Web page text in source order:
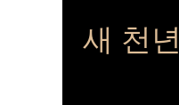
새 천